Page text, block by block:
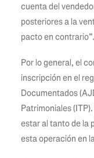
cuenta del
posteriores a la
pacto en contrario”.
Por lo general, el
inscripción en el
Documentados
Patrimoniales
estar al tanto de la
esta operación en